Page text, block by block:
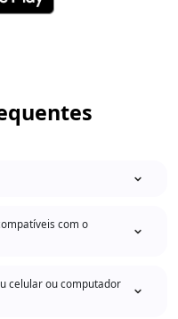
com o
celular ou computador